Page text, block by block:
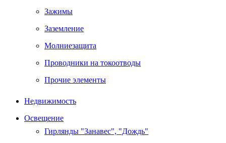
Зажимы
Заземление
Молниезащита
Проводники на токоотводы
Прочие элементы
Недвижимость
Освещение
Гирлянды "Занавес", "Дождь"